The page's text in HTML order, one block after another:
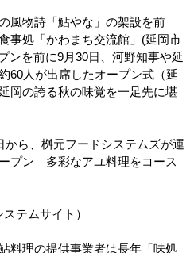
風物詩「鮎やな」の架設を前
事処「かわまち交流館」(延岡市
ンを前に9月30日、河野知事や延
60人が出席したオープン式（延
岡の誇る秋の味覚を一足先に堪
ら、桝元フードシステムズが運
プン 多彩なアユ料理をコース
テムサイト）
料理の提供事業者は長年「味処